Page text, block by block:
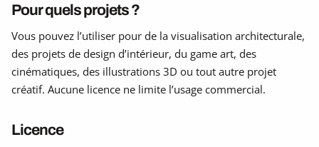
Pour quels projets ?
Vous pouvez l’utiliser pour de la visualisation architecturale,
des projets de design d’intérieur, du game art, des
cinématiques, des illustrations 3D ou tout autre projet
créatif. Aucune licence ne limite l’usage commercial.
Licence